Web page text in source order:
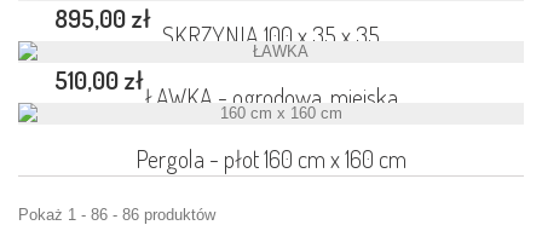
SKRZYNIA 100 x 35 x 35
ŁAWKA - ogrodowa, miejska
895,00 zł
Pergola - płot 160 cm x 160 cm
510,00 zł
Pokaż 1 - 86 - 86 produktów